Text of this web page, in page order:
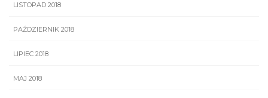
LISTOPAD 2018
PAŹDZIERNIK 2018
LIPIEC 2018
MAJ 2018